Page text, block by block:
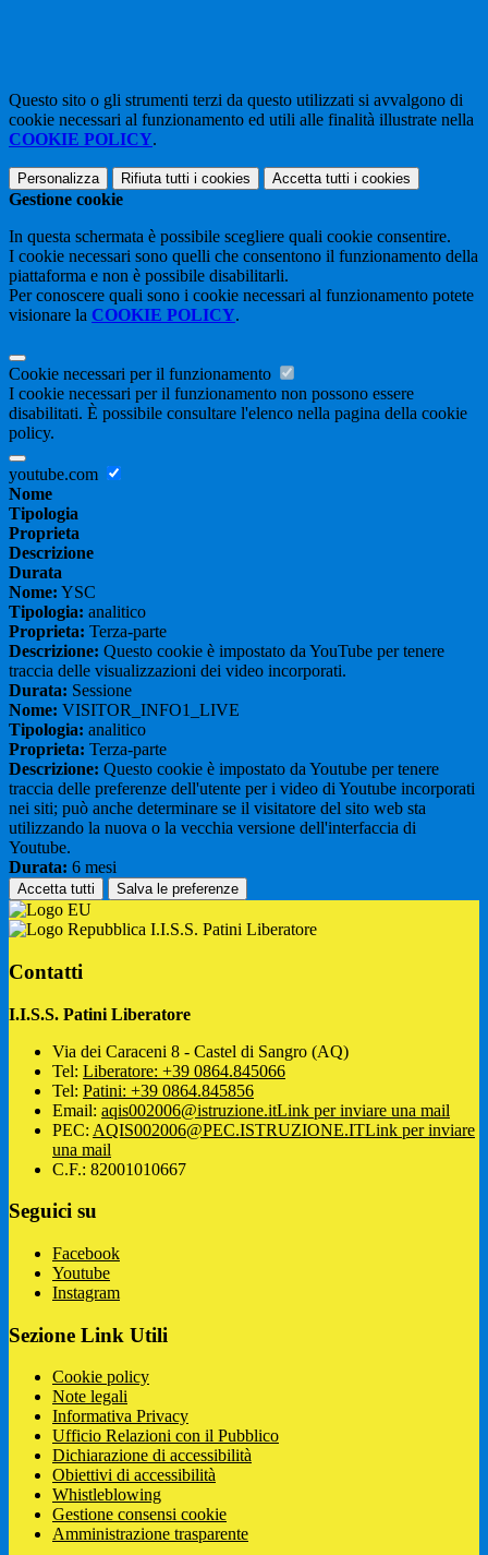
Questo sito o gli strumenti terzi da questo utilizzati si avvalgono di
cookie necessari al funzionamento ed utili alle finalità illustrate nella
COOKIE POLICY.
Personalizza Rifiuta tutti i cookies Accetta tutti i cookies
Gestione cookie
In questa schermata è possibile scegliere quali cookie consentire.
I cookie necessari sono quelli che consentono il funzionamento della
piattaforma e non è possibile disabilitarli.
Per conoscere quali sono i cookie necessari al funzionamento potete
visionare la COOKIE POLICY.
Cookie necessari per il funzionamento
I cookie necessari per il funzionamento non possono essere
disabilitati. È possibile consultare l'elenco nella pagina della cookie
policy.
youtube.com
Nome
Tipologia
Proprieta
Descrizione
Durata
Nome: YSC
Tipologia: analitico
Proprieta: Terza-parte
Descrizione: Questo cookie è impostato da YouTube per tenere
traccia delle visualizzazioni dei video incorporati.
Durata: Sessione
Nome: VISITOR_INFO1_LIVE
Tipologia: analitico
Proprieta: Terza-parte
Descrizione: Questo cookie è impostato da Youtube per tenere
traccia delle preferenze dell'utente per i video di Youtube incorporati
nei siti; può anche determinare se il visitatore del sito web sta
utilizzando la nuova o la vecchia versione dell'interfaccia di
Youtube.
Durata: 6 mesi
Accetta tutti Salva le preferenze
I.I.S.S. Patini Liberatore
Contatti
I.I.S.S. Patini Liberatore
Via dei Caraceni 8 - Castel di Sangro (AQ)
Tel: Liberatore: +39 0864.845066
Tel: Patini: +39 0864.845856
Email: aqis002006@istruzione.itLink per inviare una mail
PEC: AQIS002006@PEC.ISTRUZIONE.ITLink per inviare
una mail
C.F.: 82001010667
Seguici su
Facebook
Youtube
Instagram
Sezione Link Utili
Cookie policy
Note legali
Informativa Privacy
Ufficio Relazioni con il Pubblico
Dichiarazione di accessibilità
Obiettivi di accessibilità
Whistleblowing
Gestione consensi cookie
Amministrazione trasparente